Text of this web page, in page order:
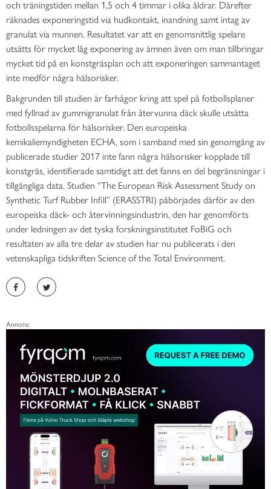
och träningstiden mellan 1,5 och 4 timmar i olika åldrar. Därefter
räknades exponeringstid via hudkontakt, inandning samt intag av
granulat via munnen. Resultatet var att en genomsnittlig spelare
utsätts för mycket låg exponering av ämnen även om man tillbringar
mycket tid på en konstgräsplan och att exponeringen sammantaget
inte medför några hälsorisker.
Bakgrunden till studien är farhågor kring att spel på fotbollsplaner
med fyllnad av gummigranulat från återvunna däck skulle utsätta
fotbollsspelarna för hälsorisker. Den europeiska
kemikaliemyndigheten ECHA, som i samband med sin genomgång av
publicerade studier 2017 inte fann några hälsorisker kopplade till
konstgräs, identifierade samtidigt att det fanns en del begränsningar i
tillgängliga data. Studien “The European Risk Assessment Study on
Synthetic Turf Rubber Infill” (ERASSTRI) påbörjades därför av den
europeiska däck- och återvinningsindustrin, den har genomförts
under ledningen av det tyska forskningsinstitutet FoBiG och
resultaten av alla tre delar av studien har nu publicerats i den
vetenskapliga tidskriften Science of the Total Environment.
Annons: